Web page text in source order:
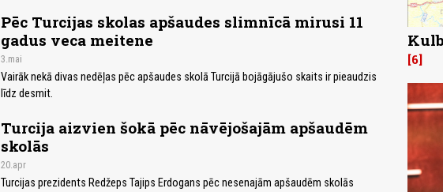
Pēc Turcijas skolas apšaudes slimnīcā mirusi 11
gadus veca meitene
3.mai
Vairāk nekā divas nedēļas pēc apšaudes skolā Turcijā bojāgājušo skaits ir pieaudzis
līdz desmit.
Turcija aizvien šokā pēc nāvējošajām apšaudēm
skolās
20.apr
Turcijas prezidents Redžeps Tajips Erdogans pēc nesenajām apšaudēm skolās
6